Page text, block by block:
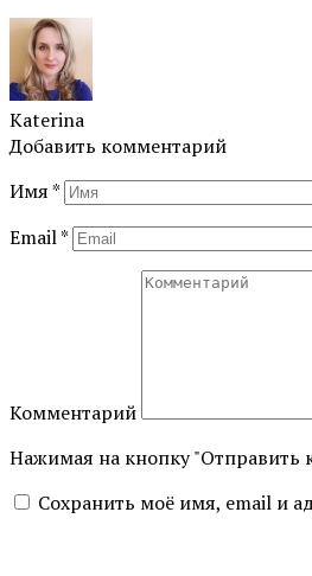
Katerina
Добавить комментарий
Имя*
Email*
Комментарий
Нажимая на кнопку "Отправить
Сохранить моё имя, email и